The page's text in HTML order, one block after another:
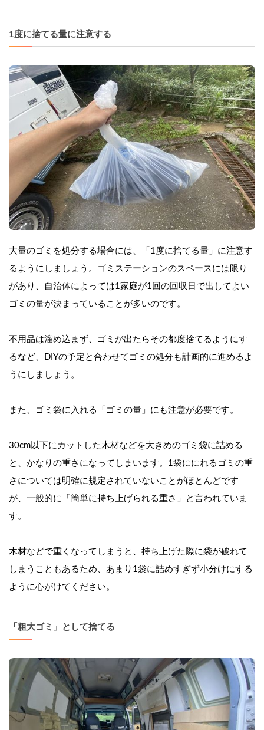
1度に捨てる量に注意する
大量のゴミを処分する場合には、「1度に捨てる量」に注意す
るようにしましょう。ゴミステーションのスペースには限り
があり、自治体によっては1家庭が1回の回収日で出してよい
ゴミの量が決まっていることが多いのです。
不用品は溜め込まず、ゴミが出たらその都度捨てるようにす
るなど、DIYの予定と合わせてゴミの処分も計画的に進めるよ
うにしましょう。
また、ゴミ袋に入れる「ゴミの量」にも注意が必要です。
30cm以下にカットした木材などを大きめのゴミ袋に詰める
と、かなりの重さになってしまいます。1袋ににれるゴミの重
さについては明確に規定されていないことがほとんどです
が、一般的に「簡単に持ち上げられる重さ」と言われていま
す。
木材などで重くなってしまうと、持ち上げた際に袋が破れて
しまうこともあるため、あまり1袋に詰めすぎず小分けにする
ように心がけてください。
「粗大ゴミ」として捨てる